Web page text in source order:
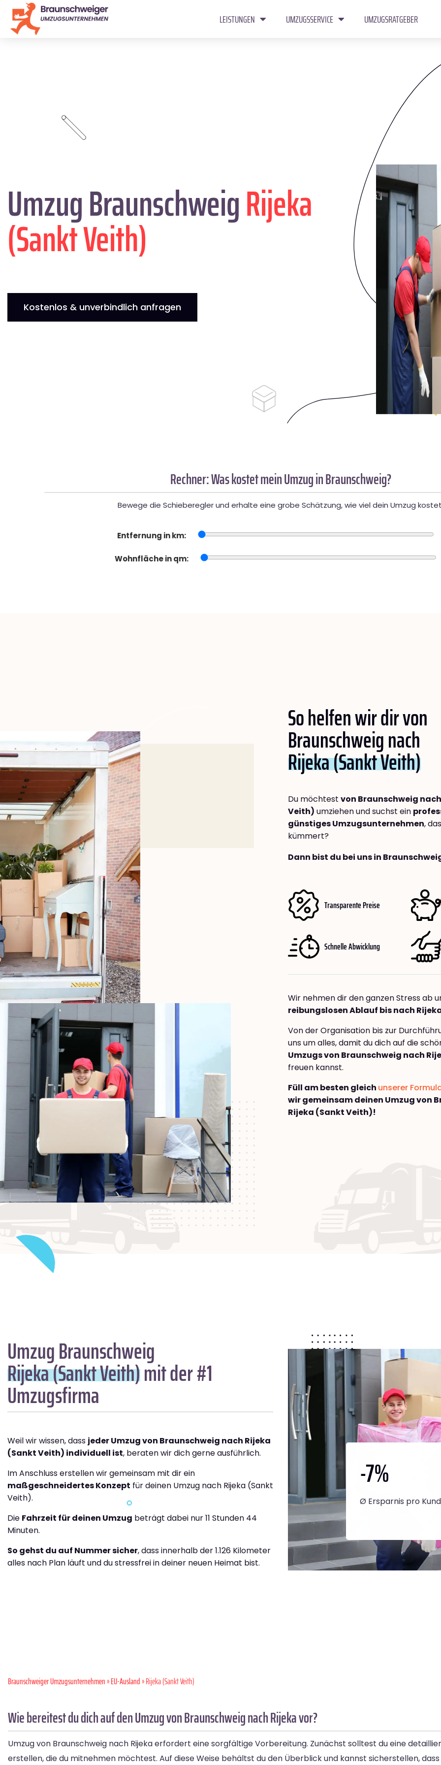
LEISTUNGEN UMZUGSSERVICE UMZUGSRATGEBER
Umzug BraunschweigRijeka
(Sankt Veith)
Kostenlos & unverbindlich anfragen
Rechner: Was kostet mein Umzug in Braunschweig?
Bewege die Schieberegler und erhalte eine grobe Schätzung, wie viel dein Umzug
Entfernung in km:
Wohnfläche in qm:
So helfen wir dir von
Braunschweig nach
Rijeka (Sankt Veith)
Du möchtest von Braunschweig
Veith) umziehen und suchst ein
günstiges Umzugsunternehmen,
kümmert?
Dann bist du bei uns in
Transparente Preise
Schnelle Abwicklung
Wir nehmen dir den ganzen Stress ab
reibungslosen Ablauf bis nach
Von der Organisation bis zur
uns um alles, damit du dich auf die
Umzugs von Braunschweig nach
freuen kannst.
Füll am besten gleich unserer
wir gemeinsam deinen Umzug von
Rijeka (Sankt Veith)!
Umzug Braunschweig
Rijeka (Sankt Veith)mit der #1
Umzugsfirma
Weil wir wissen, dass jeder Umzug von Braunschweig nach Rijeka
(Sankt Veith) individuell ist, beraten wir dich gerne ausführlich.
Im Anschluss erstellen wir gemeinsam mit dir ein
maßgeschneidertes Konzept für deinen Umzug nach Rijeka (Sankt
Veith).
Die Fahrzeit für deinen Umzug beträgt dabei nur 11 Stunden 44
Minuten.
So gehst du auf Nummer sicher, dass innerhalb der 1.126 Kilometer
alles nach Plan läuft und du stressfrei in deiner neuen Heimat bist.
-7%
Ø Ersparnis pro
Braunschweiger Umzugsunternehmen»EU-Ausland» Rijeka (Sankt Veith)
Wie bereitest du dich auf den Umzug von Braunschweig nach Rijeka vor?
Umzug von Braunschweig nach Rijeka erfordert eine sorgfältige Vorbereitung. Zunächst solltest du eine
erstellen, die du mitnehmen möchtest. Auf diese Weise behältst du den Überblick und kannst sicherstellen,